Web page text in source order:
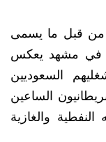
قبل ما يسمى
في مشهد يعكس
السعوديين
الساعين
والغازية